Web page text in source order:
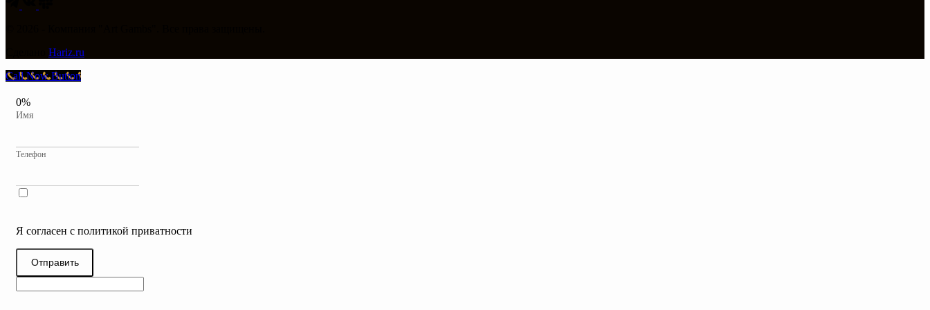
Hariz.ru
Call Now Button
0%
Имя
Телефон
Я согласен с политикой приватности
Отправить